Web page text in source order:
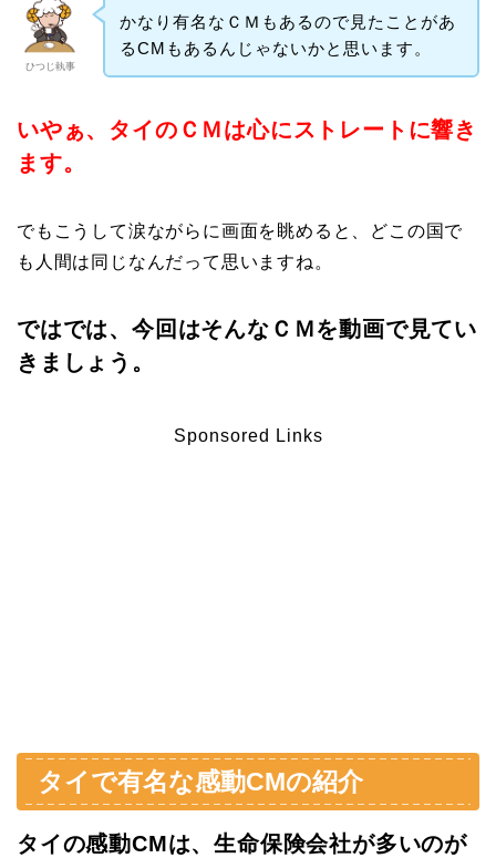
ひつじ執事
かなり有名なＣＭもあるので見たことがあ
るCMもあるんじゃないかと思います。
いやぁ、タイのＣＭは心にストレートに響き
ます。
でもこうして涙ながらに画面を眺めると、どこの国で
も人間は同じなんだって思いますね。
ではでは、今回はそんなＣＭを動画で見てい
きましょう。
Sponsored Links
タイで有名な感動CMの紹介
タイの感動CMは、生命保険会社が多いのが